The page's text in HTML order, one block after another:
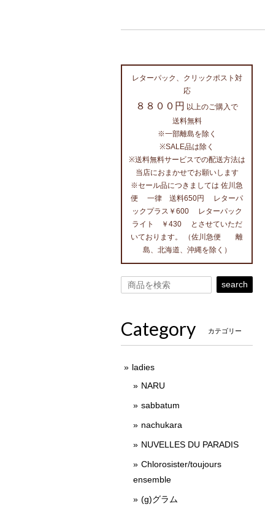
レターパック、クリックポスト対
応
８８００円 以上のご購入で
送料無料
※一部離島を除く
※SALE品は除く
※送料無料サービスでの配送方法は
当店におまかせでお願いします
※セール品につきましては 佐川急
便 一律 送料650円 レターパ
ックプラス￥600 レターパック
ライト ￥430 とさせていただ
いております。 （佐川急便 離
島、北海道、沖縄を除く）
search
Category カテゴリー
ladies
NARU
sabbatum
nachukara
NUVELLES DU PARADIS
Chlorosister/toujours
ensemble
(g)グラム